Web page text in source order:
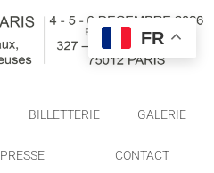
BILLETTERIE GALERIE
PRESSE CONTACT
FR